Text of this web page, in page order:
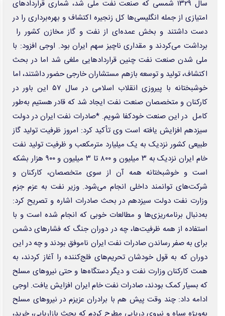
اخبار برتر آرشیو اخبار
حمله سایبری گسترده به بورس آمریکا
رانندگان انگلیسی به سرقت سوخت روی آوردند!
دلارزدایی چینی‌ها با خرید تاریخی طلا
چرا قبوض برق برخی مشترکان افزایش چند برابری داشت؟
دسترسی فقط دو سکوی معاملات خودرو به استعلام‌ها تبعیض‌آمیز است
همتی: اظهارات وزیر خزانه‌داری آمریکا با مواضع قبلی وی متناقض است
تبادل‌نظر اعضای بریکس درباره نوآوری‌ها در حوزه خدمات آماری
کاهش آب رودخانه‌های آلمان، ۲۷ شهر ایتالیا در وضعیت هشدار گرما
بیش از ۱۷۰۰ مرگ بر اثر سریع‌ترین شیوع ابولا در جهان
زنگ خطر اقتصاد آلمان با کم‌آبی بی‌سابقه راین به صدا درآمد
گره تبدیل وضعیت نیروهای شرکتی / قانون مانع است یا پیمانکاران؟
گام جدید برای کاهش مصرف گاز در بخش خانگی
بلومبرگ: بحران سئوتا امکان به دنبال داشتن پیامدهای بی‌سابقه‌ای برای اروپا را
دارد
​​​​​​​آتش‌سوزی گسترده در کارخانه مواد شیمیایی در برزیل
آمریکا و پاراگوئه توافق‌نامه همکاری در زمینه انرژی هسته‌ای امضا کردند
رگبار و رعدوبرق در مازندران و ارتفاعات البرز مرکزی
اجرای بزرگترین مزرعه خورشیدی کشور در استان زنجان
از واگذاری سنتی دارایی‌های مازاد تا ورود ابزارهای بازار سرمایه